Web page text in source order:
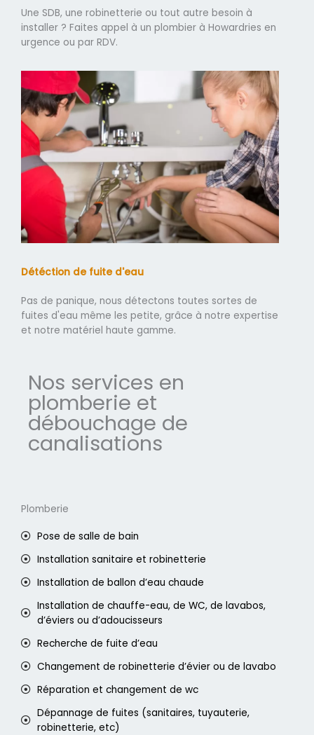
Une SDB, une robinetterie ou tout autre besoin à
installer ? Faites appel à un plombier à Howardries en
urgence ou par RDV.
Détéction de fuite d'eau
Pas de panique, nous détectons toutes sortes de
fuites d'eau même les petite, grâce à notre expertise
et notre matériel haute gamme.
Nos services en
plomberie et
débouchage de
canalisations
Plomberie
Pose de salle de bain
Installation sanitaire et robinetterie
Installation de ballon d’eau chaude
Installation de chauffe-eau, de WC, de lavabos,
d’éviers ou d’adoucisseurs
Recherche de fuite d’eau
Changement de robinetterie d’évier ou de lavabo
Réparation et changement de wc
Dépannage de fuites (sanitaires, tuyauterie,
robinetterie, etc)